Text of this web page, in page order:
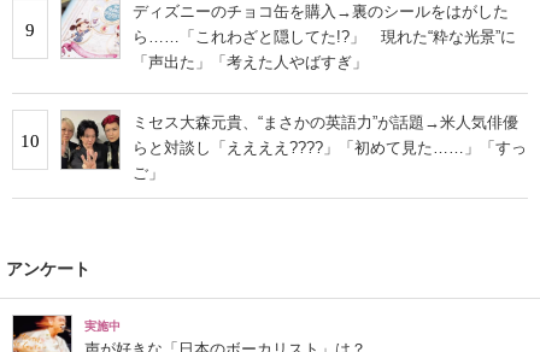
9
ディズニーのチョコ缶を購入→裏のシールをはがした
ら……「これわざと隠してた!?」 現れた“粋な光景”に
「声出た」「考えた人やばすぎ」
10
ミセス大森元貴、“まさかの英語力”が話題→米人気俳優
らと対談し「ええええ????」「初めて見た……」「すっ
ご」
アンケート
実施中